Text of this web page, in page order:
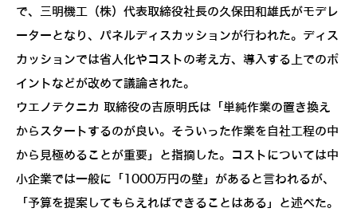
で、三明機工（株）代表取締役社長の久保田和雄氏がモデレ
ーターとなり、パネルディスカッションが行われた。ディス
カッションでは省人化やコストの考え方、導入する上でのポ
イントなどが改めて議論された。
ウエノテクニカ 取締役の吉原明氏は「単純作業の置き換え
からスタートするのが良い。そういった作業を自社工程の中
から見極めることが重要」と指摘した。コストについては中
小企業では一般に「1000万円の壁」があると言われるが、
「予算を提案してもらえればできることはある」と述べた。